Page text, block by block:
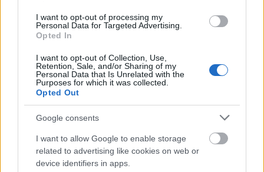
I want to opt-out of processing my
Personal Data for Targeted Advertising.
Opted In
I want to opt-out of Collection, Use,
Retention, Sale, and/or Sharing of my
Personal Data that Is Unrelated with the
Purposes for which it was collected.
Opted Out
Google consents
I want to allow Google to enable storage
related to advertising like cookies on web or
device identifiers in apps.
nuntă, ca sa fii pregătită pentru ziua
cea mare
Perla zodiacului: cea mai valoroasă
femeie
Unde să așezi oglinzile în casă ca să